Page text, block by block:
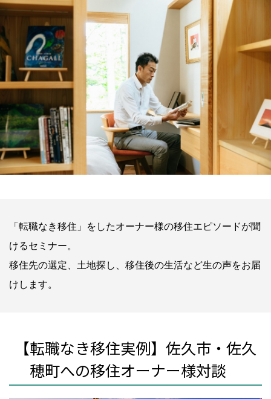
「転職なき移住」をしたオーナー様の移住エピソードが聞
けるセミナー。
移住先の選定、土地探し、移住後の生活など生の声をお届
けします。
【転職なき移住実例】佐久市・佐久
穂町への移住オーナー様対談